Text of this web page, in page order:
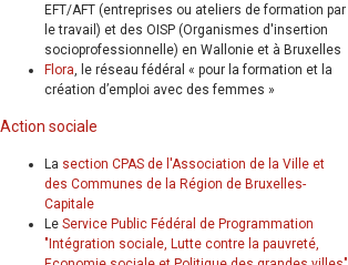
EFT/AFT (entreprises ou ateliers de formation par
le travail) et des OISP (Organismes d'insertion
socioprofessionnelle) en Wallonie et à Bruxelles
Flora , le réseau fédéral « pour la formation et la
création d’emploi avec des femmes »
Action sociale
La section CPAS de l'Association de la Ville et
des Communes de la Région de Bruxelles-
Capitale
Le Service Public Fédéral de Programmation
"Intégration sociale, Lutte contre la pauvreté,